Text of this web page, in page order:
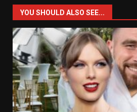
YOU SHOULD ALSO SEE...